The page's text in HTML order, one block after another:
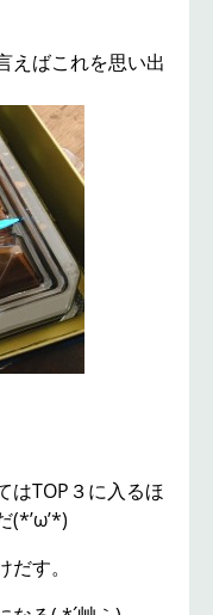
えばこれを思い出
はTOP３に入るほ
(*’ω’*)
す。